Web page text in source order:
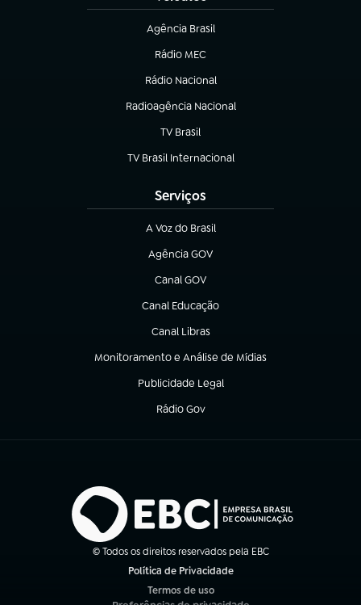
Agência Brasil
(abre em nova aba)
Rádio MEC
(abre em nova aba)
Rádio Nacional
Radioagência Nacional
(abre em nova aba)
TV Brasil
(abre em nova aba)
TV Brasil Internacional
(abre em nova aba)
Serviços
A Voz do Brasil
(abre em nova aba)
Agência GOV
(abre em nova aba)
Canal GOV
(abre em nova aba)
Canal Educação
(abre em nova aba)
Canal Libras
(abre em nova aba)
Monitoramento e Análise de Mídias
(abre em nova aba)
Publicidade Legal
(abre em nova aba)
Rádio Gov
(abre em nova aba)
© Todos os direitos reservados pela EBC
Política de Privacidade
Termos de uso
(abre em nova aba)